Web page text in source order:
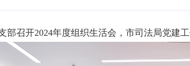
部召开2024年度组织生活会，市司法局党建